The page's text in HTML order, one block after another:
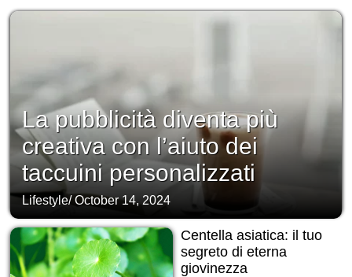
La pubblicità diventa più
creativa con l’aiuto dei
taccuini personalizzati
Lifestyle/October 14, 2024
Centella asiatica: il tuo
segreto di eterna
giovinezza